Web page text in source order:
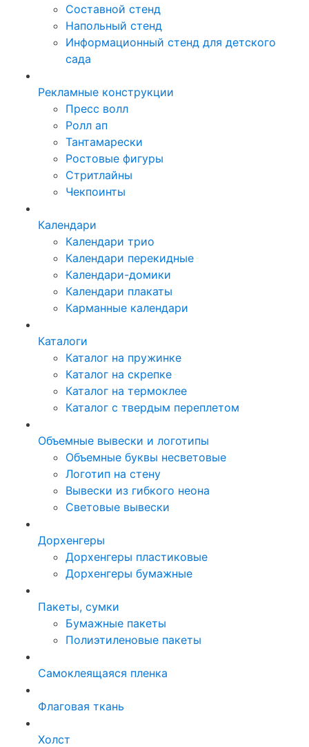
Составной стенд
Напольный стенд
Информационный стенд для детского
сада
Рекламные конструкции
Пресс волл
Ролл ап
Тантамарески
Ростовые фигуры
Стритлайны
Чекпоинты
Календари
Календари трио
Календари перекидные
Календари-домики
Календари плакаты
Карманные календари
Каталоги
Каталог на пружинке
Каталог на скрепке
Каталог на термоклее
Каталог с твердым переплетом
Объемные вывески и логотипы
Объемные буквы несветовые
Логотип на стену
Вывески из гибкого неона
Световые вывески
Дорхенгеры
Дорхенгеры пластиковые
Дорхенгеры бумажные
Пакеты, сумки
Бумажные пакеты
Полиэтиленовые пакеты
Самоклеящаяся пленка
Флаговая ткань
Холст